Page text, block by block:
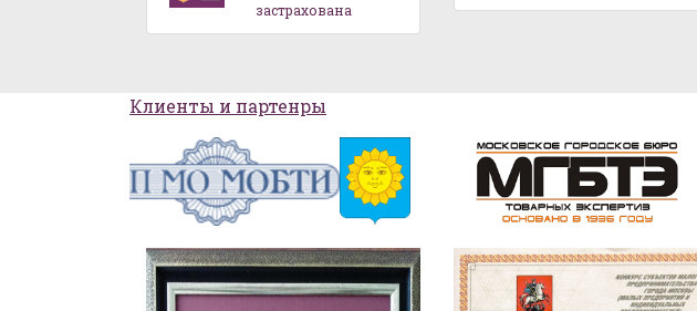
застрахована
Клиенты и партенры